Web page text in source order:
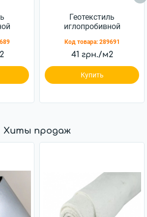
Геотекстиль
иглопробивной
300 г/м.кв. 2,0x50м
Код товара: 289691
41 грн./м2
Купить
Хиты продаж